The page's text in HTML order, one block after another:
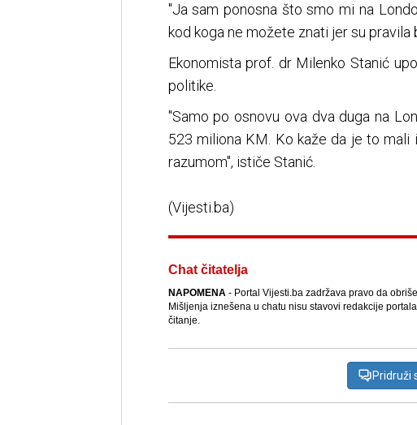
"Ja sam ponosna što smo mi na
kod koga ne možete znati jer su pravila
Ekonomista prof. dr Milenko Stanić
politike.
"Samo po osnovu ova dva duga na
523 miliona KM. Ko kaže da je to
razumom", ističe Stanić.
(Vijesti.ba)
Chat čitatelja
NAPOMENA- Portal Vijesti.ba zadržava pravo da
Mišljenja iznešena u chatu nisu stavovi redakcije
čitanje.
Pridruži